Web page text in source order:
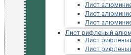
Лист
Лист
Лист
Лист рифленый
Лист
Лист